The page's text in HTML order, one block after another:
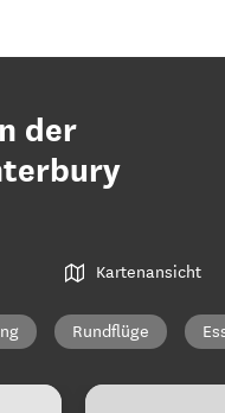
der
Kartenansicht
Rundflüge